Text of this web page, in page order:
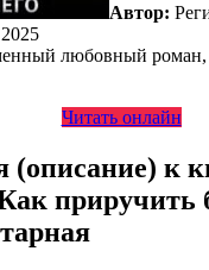
Автор:
2025
любовный
Читать онлайн
(описание) к
приручить